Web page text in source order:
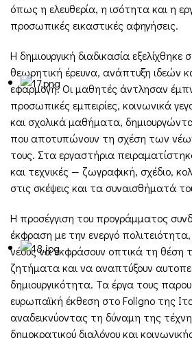
όπως η ελευθερία, η ισότητα και η
προσωπικές εικαστικές αφηγήσεις.
Η δημιουργική διαδικασία εξελίχθηκε
θεωρητική έρευνα, ανάπτυξη ιδεών
εφαρμογή. Οι μαθητές άντλησαν
προσωπικές εμπειρίες, κοινωνικά
και σχολικά μαθήματα,
που αποτυπώνουν τη σχέση των
τους. Στα εργαστήρια
και τεχνικές — ζωγραφική, σχέδιο,
στις σκέψεις και τα συναισθήματά
Η προσέγγιση του προγράμματος
έκφραση με την ενεργό
νέους να εκφράσουν οπτικά τη θέση
ζητήματα και να αναπτύξουν
δημιουργικότητα. Τα έργα τους
ευρωπαϊκή έκθεση στο Foligno της
αναδεικνύοντας τη δύναμη της
δημοκρατικού διαλόγου και